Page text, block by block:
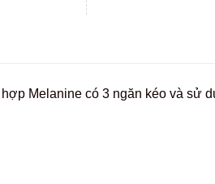
Melanine có 3 ngăn kéo và sử